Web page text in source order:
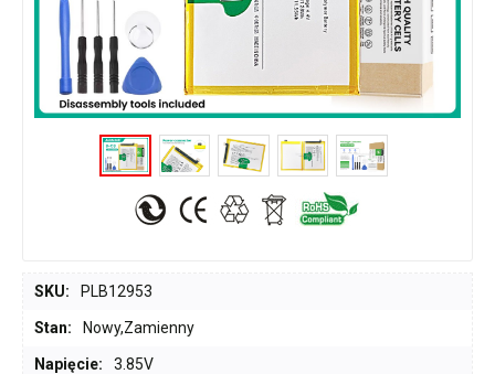
SKU: PLB12953
Stan: Nowy,Zamienny
Napięcie: 3.85V